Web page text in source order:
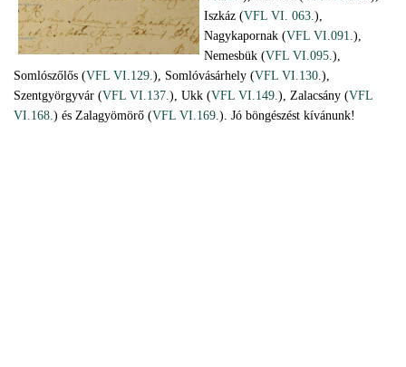
Iszkáz (VFL VI. 063.),
Nagykapornak (VFL VI.091.),
Nemesbük (VFL VI.095.),
Somlószőlős (VFL VI.129.), Somlóvásárhely (VFL VI.130.),
Szentgyörgyvár (VFL VI.137.), Ukk (VFL VI.149.), Zalacsány (VFL
VI.168.) és Zalagyömörő (VFL VI.169.). Jó böngészést kívánunk!